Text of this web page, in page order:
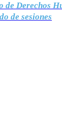
de Derechos
de sesiones